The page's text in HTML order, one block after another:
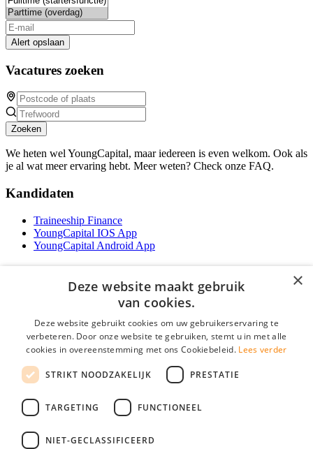
Alert opslaan
Vacatures zoeken
Zoeken
We heten wel YoungCapital, maar iedereen is even welkom. Ook als
je al wat meer ervaring hebt. Meer weten? Check onze FAQ.
Kandidaten
Traineeship Finance
YoungCapital IOS App
YoungCapital Android App
Contractvormen
Brochure aanvragen
Vacature aanmelden
Partners
Contact
Social
×
Deze website maakt gebruik
van cookies.
Deze website gebruikt cookies om uw gebruikerservaring te
verbeteren. Door onze website te gebruiken, stemt u in met alle
cookies in overeenstemming met ons Cookiebeleid. Lees verder
STRIKT NOODZAKELIJK PRESTATIE
TARGETING FUNCTIONEEL
NIET-GECLASSIFICEERD